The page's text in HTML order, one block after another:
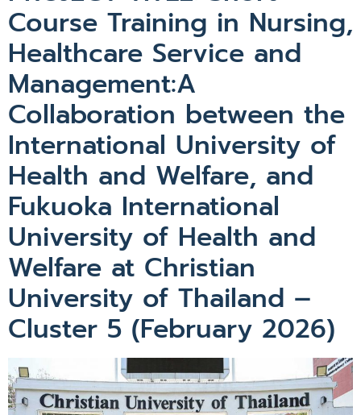
Course Training in Nursing,
Healthcare Service and
Management:A
Collaboration between the
International University of
Health and Welfare, and
Fukuoka International
University of Health and
Welfare at Christian
University of Thailand –
Cluster 5 (February 2026)